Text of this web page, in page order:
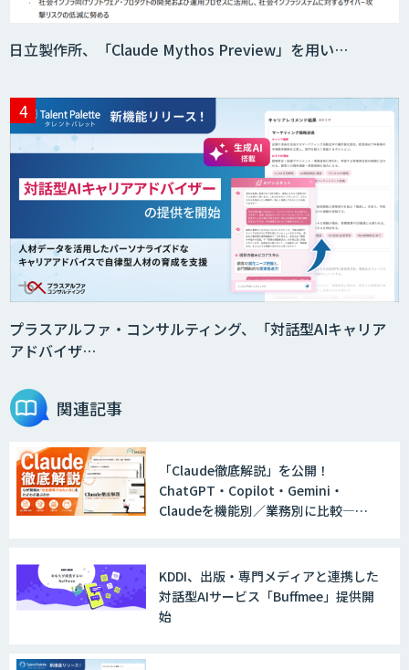
日立製作所、「Claude Mythos Preview」を用い…
プラスアルファ・コンサルティング、「対話型AIキャリア
アドバイザ…
関連記事
「Claude徹底解説」を公開！
ChatGPT・Copilot・Gemini・
Claudeを機能別／業務別に比較―自
KDDI、出版・専門メディアと連携した
対話型AIサービス「Buffmee」提供開
始